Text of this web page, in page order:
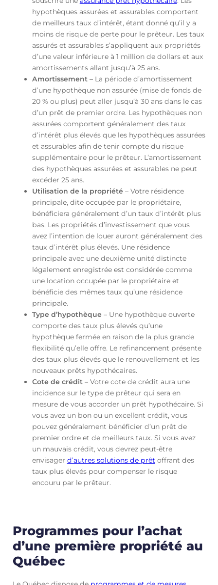
hypothèques assurées et assurables comportent
de meilleurs taux d’intérêt, étant donné qu’il y a
moins de risque de perte pour le prêteur. Les taux
assurés et assurables s’appliquent aux propriétés
d’une valeur inférieure à 1 million de dollars et aux
amortissements allant jusqu’à 25 ans.
Amortissement – La période d’amortissement
d’une hypothèque non assurée (mise de fonds de
20 % ou plus) peut aller jusqu’à 30 ans dans le cas
d’un prêt de premier ordre. Les hypothèques non
assurées comportent généralement des taux
d’intérêt plus élevés que les hypothèques assurées
et assurables afin de tenir compte du risque
supplémentaire pour le prêteur. L’amortissement
des hypothèques assurées et assurables ne peut
excéder 25 ans.
Utilisation de la propriété – Votre résidence
principale, dite occupée par le propriétaire,
bénéficiera généralement d’un taux d’intérêt plus
bas. Les propriétés d’investissement que vous
avez l’intention de louer auront généralement des
taux d’intérêt plus élevés. Une résidence
principale avec une deuxième unité distincte
légalement enregistrée est considérée comme
une location occupée par le propriétaire et
bénéficie des mêmes taux qu’une résidence
principale.
Type d’hypothèque – Une hypothèque ouverte
comporte des taux plus élevés qu’une
hypothèque fermée en raison de la plus grande
flexibilité qu’elle offre. Le refinancement présente
des taux plus élevés que le renouvellement et les
nouveaux prêts hypothécaires.
Cote de crédit– Votre cote de crédit aura une
incidence sur le type de prêteur qui sera en
mesure de vous accorder un prêt hypothécaire. Si
vous avez un bon ou un excellent crédit, vous
pouvez généralement bénéficier d’un prêt de
premier ordre et de meilleurs taux. Si vous avez
un mauvais crédit, vous devrez peut-être
envisager d’autres solutions de prêtoffrant des
taux plus élevés pour compenser le risque
encouru par le prêteur.
Programmes pour l’achat
d’une première propriété au
Québec